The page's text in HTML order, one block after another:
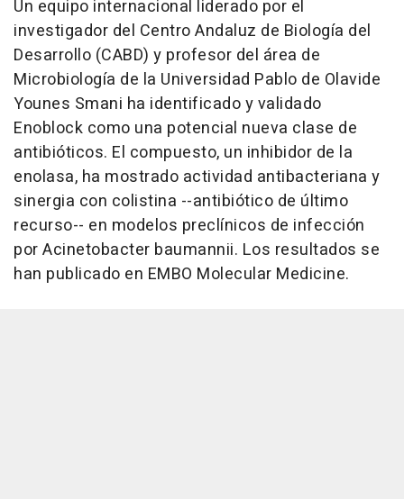
Un equipo internacional liderado por el
investigador del Centro Andaluz de Biología del
Desarrollo (CABD) y profesor del área de
Microbiología de la Universidad Pablo de Olavide
Younes Smani ha identificado y validado
Enoblock como una potencial nueva clase de
antibióticos. El compuesto, un inhibidor de la
enolasa, ha mostrado actividad antibacteriana y
sinergia con colistina --antibiótico de último
recurso-- en modelos preclínicos de infección
por Acinetobacter baumannii. Los resultados se
han publicado en EMBO Molecular Medicine.